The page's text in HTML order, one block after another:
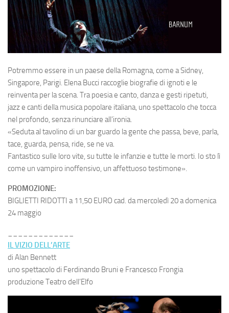
Potremmo essere in un paese della Romagna, come a Sidney,
Singapore, Parigi. Elena Bucci raccoglie biografie di ignoti e le
reinventa per la scena. Tra poesia e canto, danza e gesti ripetuti,
jazz e canti della musica popolare italiana, uno spettacolo che tocca
nel profondo, senza rinunciare all’ironia.
«Seduta al tavolino di un bar guardo la gente che passa, beve, parla,
tace, guarda, pensa, ride, se ne va.
Fantastico sulle loro vite, su tutte le infanzie e tutte le morti. Io sto lì
come un vampiro inoffensivo, un affettuoso testimone».
PROMOZIONE:
BIGLIETTI RIDOTTI a 11,50 EURO cad. da mercoledì 20 a domenica
24 maggio
IL VIZIO DELL’ARTE
di Alan Bennett
uno spettacolo di Ferdinando Bruni e Francesco Frongia
produzione Teatro dell’Elfo